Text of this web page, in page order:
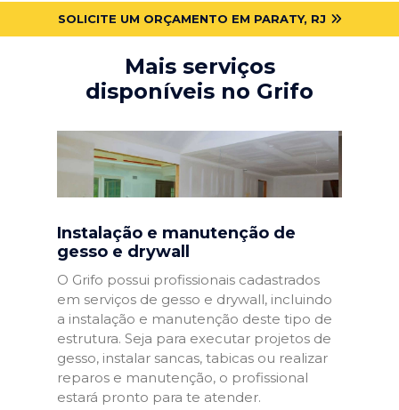
SOLICITE UM ORÇAMENTO EM PARATY, RJ
Mais serviços
disponíveis no Grifo
Instalação e manutenção de
gesso e drywall
O Grifo possui profissionais cadastrados
em serviços de gesso e drywall, incluindo
a instalação e manutenção deste tipo de
estrutura. Seja para executar projetos de
gesso, instalar sancas, tabicas ou realizar
reparos e manutenção, o profissional
estará pronto para te atender.